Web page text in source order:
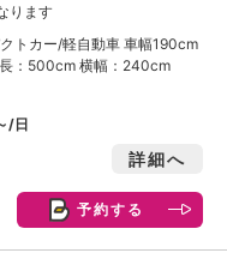
ります
トカー/軽自動車 車幅190cm
：500cm 横幅：240cm
/日
詳細へ
予約する